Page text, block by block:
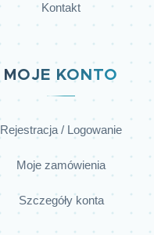
Kontakt
MOJE KONTO
Rejestracja / Logowanie
Moje zamówienia
Szczegóły konta